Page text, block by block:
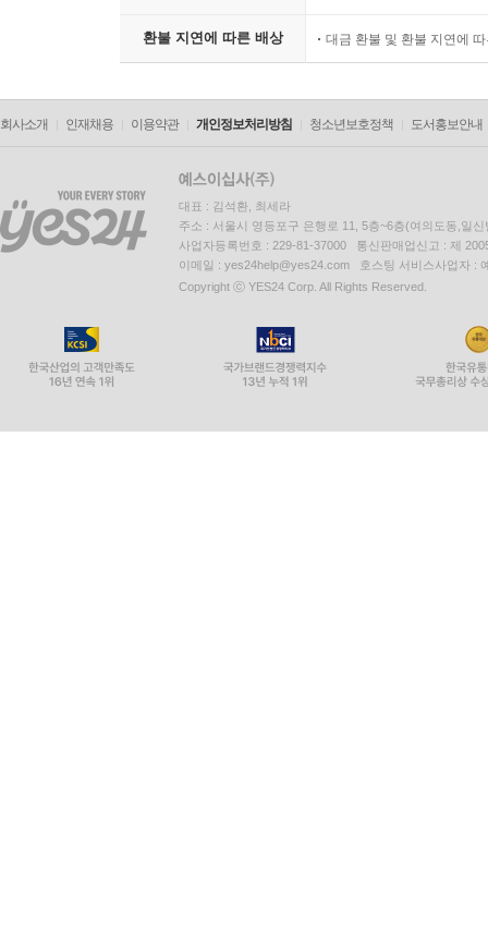
환불 지연에 따른 배상 대금 환불 및 환불 지연에
회사소개 인재채용 이용약관 개인정보처리방침 청소년보호정책 도서홍보안내
대표 : 김석환, 최세라
주소 : 서울시 영등포구 은행로 11, 5층~6층(여의도동,일신
사업자등록번호 : 229-81-37000 통신판매업신고 : 제
이메일 : yes24help@yes24.com 호스팅 서비스사업자 :
Copyright ⓒ YES24 Corp. All Rights Reserved.